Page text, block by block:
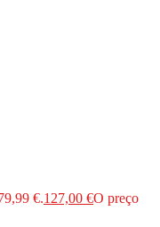
€.127,00 €O preço